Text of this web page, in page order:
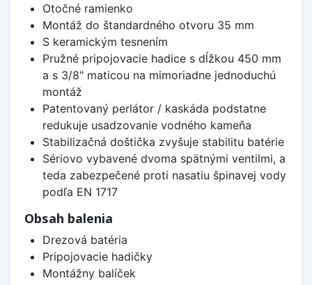
Otočné ramienko
Montáž do štandardného otvoru 35 mm
S keramickým tesnením
Pružné pripojovacie hadice s dĺžkou 450 mm
a s 3/8" maticou na mimoriadne jednoduchú
montáž
Patentovaný perlátor / kaskáda podstatne
redukuje usadzovanie vodného kameňa
Stabilizačná doštička zvyšuje stabilitu batérie
Sériovo vybavené dvoma spätnými ventilmi, a
teda zabezpečené proti nasatiu špinavej vody
podľa EN 1717
Obsah balenia
Drezová batéria
Pripojovacie hadičky
Montážny balíček